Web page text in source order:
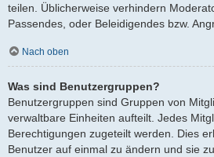
teilen. Üblicherweise verhindern
Passendes, oder Beleidigendes bzw.
Nach oben
Was sind Benutzergruppen?
Benutzergruppen sind Gruppen von
verwaltbare Einheiten aufteilt. Jedes
Berechtigungen zugeteilt werden. Dies
Benutzer auf einmal zu ändern und sie